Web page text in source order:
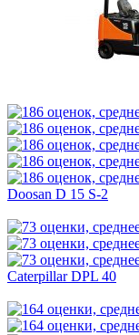
Doosan D 15 S-2
Caterpillar DPL 40